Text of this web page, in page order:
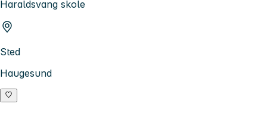
Haraldsvang skole
Sted
Haugesund